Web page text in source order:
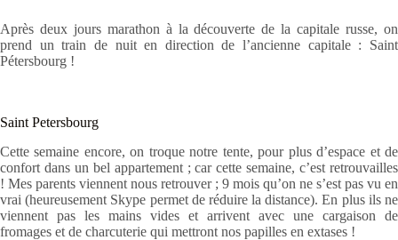
Après deux jours marathon à la découverte de la capitale russe, on
prend un train de nuit en direction de l’ancienne capitale : Saint
Pétersbourg !
Saint Petersbourg
Cette semaine encore, on troque notre tente, pour plus d’espace et de
confort dans un bel appartement ; car cette semaine, c’est retrouvailles
! Mes parents viennent nous retrouver ; 9 mois qu’on ne s’est pas vu en
vrai (heureusement Skype permet de réduire la distance). En plus ils ne
viennent pas les mains vides et arrivent avec une cargaison de
fromages et de charcuterie qui mettront nos papilles en extases !